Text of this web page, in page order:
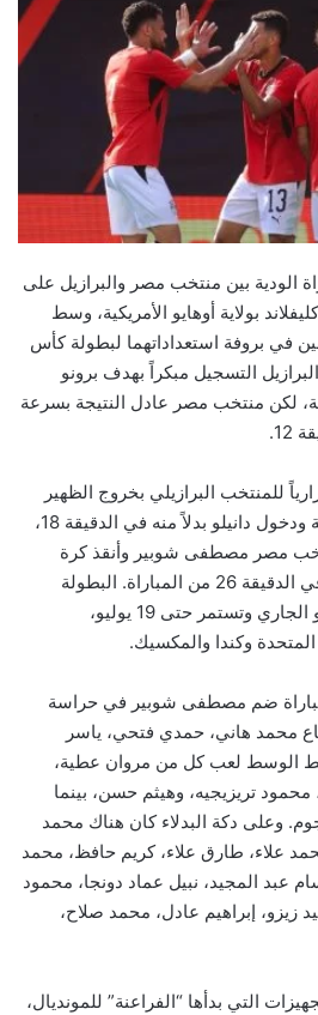
بين منتخب مصر والبرازيل على
بولاية أوهايو الأمريكية، وسط
1 بين الفريقين في بروفة استعداداتهما لبطولة كأس
منتخب البرازيل التسجيل مبكراً بهدف برونو
لكن منتخب مصر عادل النتيجة بسرعة
للمنتخب البرازيلي بخروج الظهير
الأيمن ويسلي متأثراً بالإصابة ودخول دانيلو بدلاً منه في الدقيقة 18،
مصر مصطفى شوبير وأنقذ كرة
خطيرة لفينسيوس جونيور في الدقيقة 26 من المباراة. البطولة
ستنطلق رسمياً في 11 يونيو الجاري وتستمر حتى 19 يوليو،
وكندا والمكسيك.
ضم مصطفى شوبير في حراسة
محمد هاني، حمدي فتحي، ياسر
خط الوسط لعب كل من مروان عطية،
تريزيجيه، وهيثم حسن، بينما
وعلى دكة البدلاء كان هناك محمد
علاء، طارق علاء، كريم حافظ، محمد
عبد المجيد، نبيل عماد دونجا، محمود
زيزو، إبراهيم عادل، محمد صلاح،
التي بدأها “الفراعنة” للمونديال،